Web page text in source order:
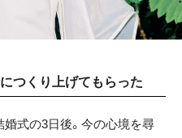
つくり上げてもらった
式の3日後。今の心境を尋